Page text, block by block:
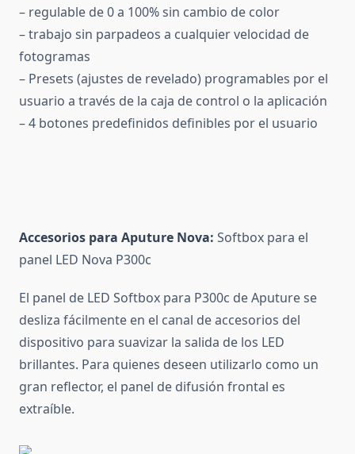
– regulable de 0 a 100% sin cambio de color
– trabajo sin parpadeos a cualquier velocidad de
fotogramas
– Presets (ajustes de revelado) programables por el
usuario a través de la caja de control o la aplicación
– 4 botones predefinidos definibles por el usuario
Accesorios para Aputure Nova: Softbox para el
panel LED Nova P300c
El panel de LED Softbox para P300c de Aputure se
desliza fácilmente en el canal de accesorios del
dispositivo para suavizar la salida de los LED
brillantes. Para quienes deseen utilizarlo como un
gran reflector, el panel de difusión frontal es
extraíble.